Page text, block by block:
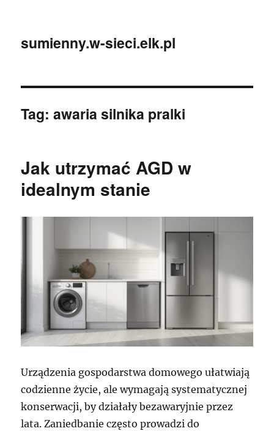
sumienny.w-sieci.elk.pl
Tag:awaria silnika pralki
Jak utrzymać AGD w
idealnym stanie
Urządzenia gospodarstwa domowego ułatwiają
codzienne życie, ale wymagają systematycznej
konserwacji, by działały bezawaryjnie przez
lata. Zaniedbanie często prowadzi do